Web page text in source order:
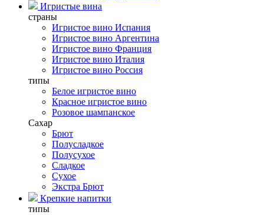
Игристые вина
страны
Игристое вино Испания
Игристое вино Аргентина
Игристое вино Франция
Игристое вино Италия
Игристое вино Россия
типы
Белое игристое вино
Красное игристое вино
Розовое шампанское
Сахар
Брют
Полусладкое
Полусухое
Сладкое
Сухое
Экстра Брют
Крепкие напитки
типы